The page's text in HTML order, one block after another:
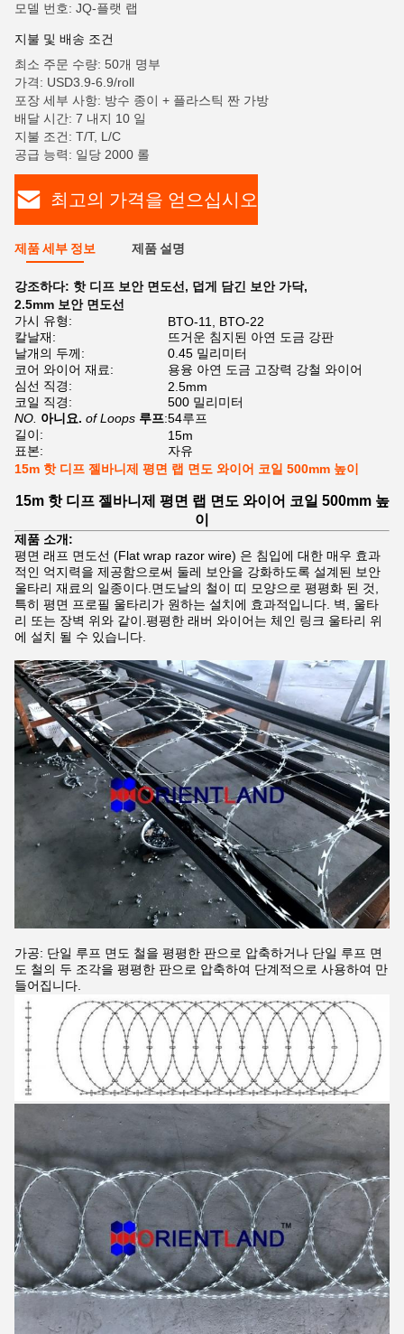
모델 번호: JQ-플랫 랩
지불 및 배송 조건
최소 주문 수량: 50개 명부
가격: USD3.9-6.9/roll
포장 세부 사항: 방수 종이 + 플라스틱 짠 가방
배달 시간: 7 내지 10 일
지불 조건: T/T, L/C
공급 능력: 일당 2000 롤
최고의 가격을 얻으십시오
제품 세부 정보 제품 설명
강조하다: 핫 디프 보안 면도선 , 덥게 담긴 보안 가닥,
2.5mm 보안 면도선
가시 유형:
BTO-11, BTO-22
칼날재:
뜨거운 침지된 아연 도금 강판
날개의 두께:
0.45 밀리미터
코어 와이어 재료:
용융 아연 도금 고장력 강철 와이어
심선 직경:
2.5mm
코일 직경:
500 밀리미터
NO. 아니요. of Loops 루프:54루프
길이:
15m
표본:
자유
15m 핫 디프 젤바니제 평면 랩 면도 와이어 코일 500mm 높이
15m 핫 디프 젤바니제 평면 랩 면도 와이어 코일 500mm 높
이
제품 소개:
평면 래프 면도선 (Flat wrap razor wire) 은 침입에 대한 매우 효과
적인 억지력을 제공함으로써 둘레 보안을 강화하도록 설계된 보안
울타리 재료의 일종이다.면도날의 철이 띠 모양으로 평평화 된 것,
특히 평면 프로필 울타리가 원하는 설치에 효과적입니다. 벽, 울타
리 또는 장벽 위와 같이.평평한 래버 와이어는 체인 링크 울타리 위
에 설치 될 수 있습니다.
가공: 단일 루프 면도 철을 평평한 판으로 압축하거나 단일 루프 면
도 철의 두 조각을 평평한 판으로 압축하여 단계적으로 사용하여 만
들어집니다.